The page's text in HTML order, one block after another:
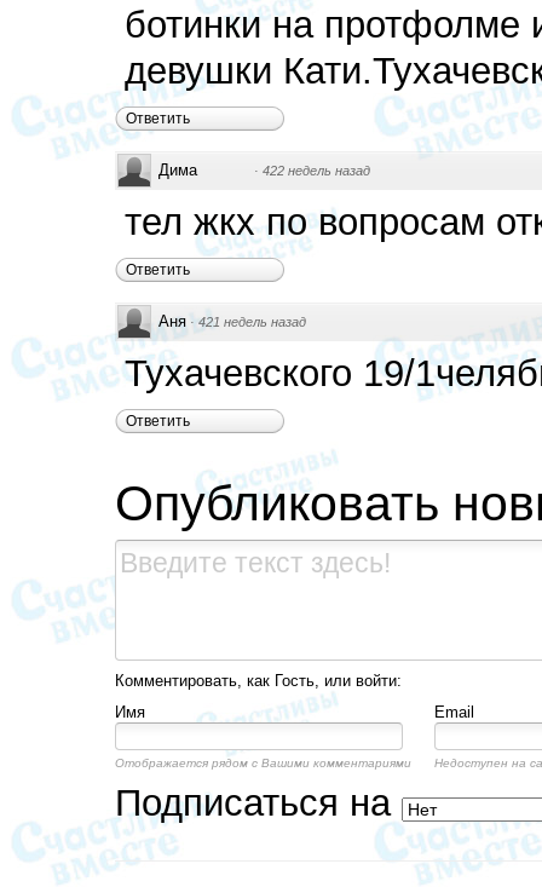
ботинки на протфолме
девушки
Ответить
Дима · 422 недель назад
тел жкх по вопросам
Ответить
Аня · 421 недель назад
Тухачевского 19/
Ответить
Опубликовать
Комментировать, как Гость, или войти:
Имя
Email
Отображается рядом с Вашими комментариями Недоступен на
Подписаться на